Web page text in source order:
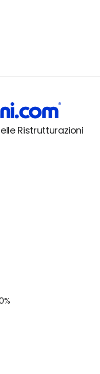
Ristrutturazioni